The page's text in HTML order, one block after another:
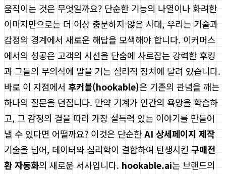
움직이는 것은 무엇일까요? 단순한 기능의 나열이나 화려한
이미지만으로는 더 이상 충분하지 않은 시대, 우리는 기술과
감정의 경계에서 새로운 해답을 모색해야 합니다. 이커머스
에서의 성공은 고객의 시선을 단숨에 사로잡는 강력한 후킹
과 그들의 무의식에 말을 거는 심리적 장치에 달려 있습니다.
바로 이 지점에서 후커블(hookable)은 기존의 관념을 깨는
하나의 질문을 던집니다. 만약 기계가 인간의 욕망을 학습하
고, 그 감정의 결을 따라 가장 설득력 있는 이야기를 만들어
낼 수 있다면 어떨까요? 이것은 단순한 AI 상세페이지 제작
기술을 넘어, 데이터와 심리학이 결합하여 탄생시킨 구매전
환 자동화의 새로운 서사입니다. hookable.ai는 브랜드의